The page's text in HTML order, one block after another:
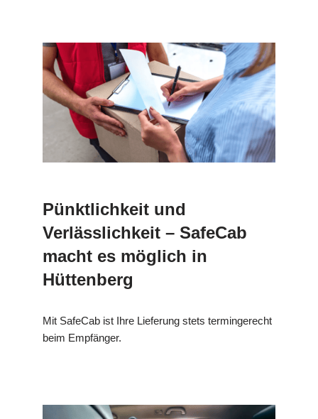
Pünktlichkeit und
Verlässlichkeit – SafeCab
macht es möglich in
Hüttenberg
Mit SafeCab ist Ihre Lieferung stets termingerecht
beim Empfänger.